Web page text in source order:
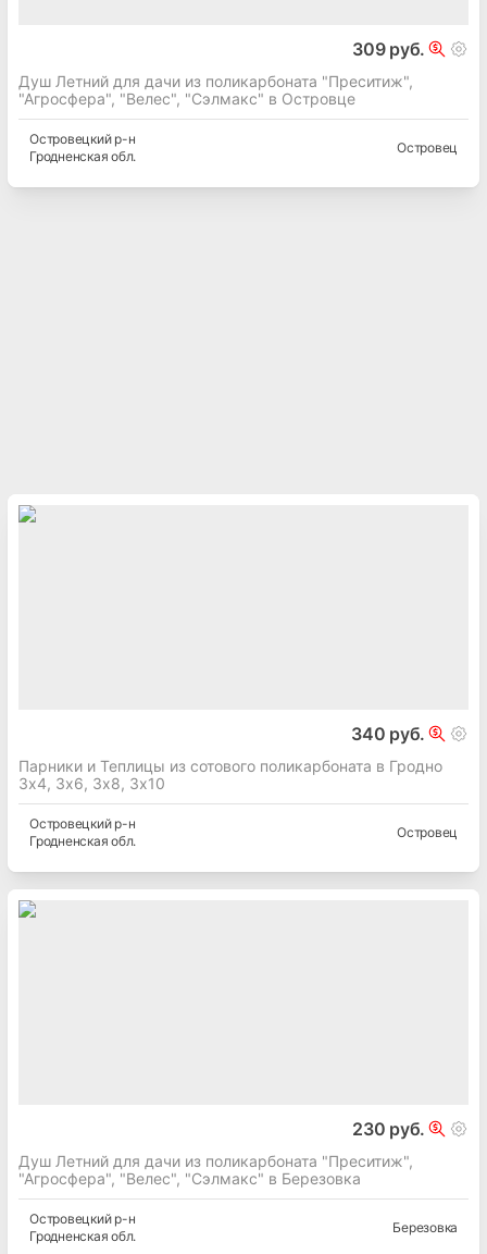
309 руб.
Душ Летний для дачи из поликарбоната "Преситиж",
"Агросфера", "Велес", "Сэлмакс" в Островце
Островецкийр-н
Гродненская обл.
Островец
340 руб.
Парники и Теплицы из сотового поликарбоната в Гродно
3х4, 3х6, 3х8, 3х10
Островецкийр-н
Гродненская обл.
Островец
230 руб.
Душ Летний для дачи из поликарбоната "Преситиж",
"Агросфера", "Велес", "Сэлмакс" в Березовка
Островецкийр-н
Гродненская обл.
Березовка